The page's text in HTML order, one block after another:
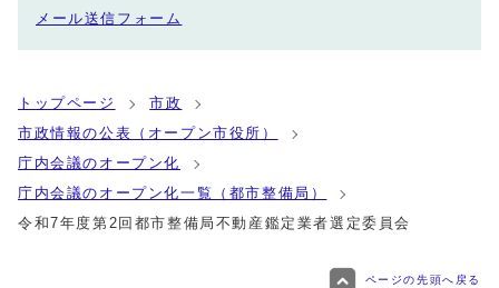
メール送信フォーム
トップページ
市政
市政情報の公表（オープン市役所）
庁内会議のオープン化
庁内会議のオープン化一覧（都市整備局）
令和7年度第2回都市整備局不動産鑑定業者選定委員会
ページの先頭へ戻る